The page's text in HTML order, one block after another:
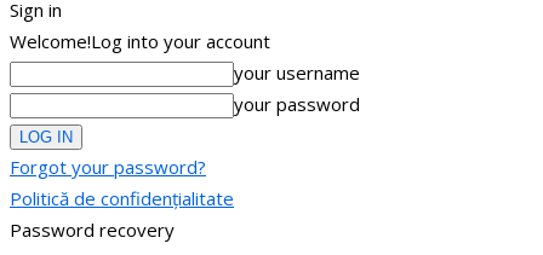
Sign in
Welcome!Log into your account
your username
your password
Forgot your password?
Politică de confidențialitate
Password recovery